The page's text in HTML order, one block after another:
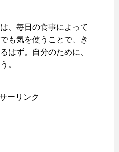
、毎日の食事によって
も気を使うことで、き
はず。自分のために、
。
ーリンク